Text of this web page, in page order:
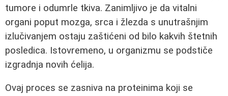
tumore i odumrle tkiva. Zanimljivo je da vitalni
organi poput mozga, srca i žlezda s unutrašnjim
izlučivanjem ostaju zaštićeni od bilo kakvih štetnih
posledica. Istovremeno, u organizmu se podstiče
izgradnja novih ćelija.
Ovaj proces se zasniva na proteinima koji se